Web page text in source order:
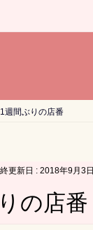
1週間ぶりの店番
更新日 : 2018年9月3日
の店番